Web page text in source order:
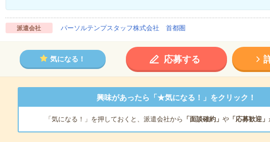
派遣会社 パーソルテンプスタッフ株式会社 首都圏
気になる！ 応募する
興味があったら「★気になる！」をクリック！
「気になる！」を押しておくと、派遣会社から 「面談確約」 や「応募歓迎」